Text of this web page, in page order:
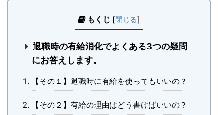
もくじ [閉じる]
退職時の有給消化でよくある3つの疑問
にお答えします。
【その１】退職時に有給を使ってもいいの？
【その２】有給の理由はどう書けばいいの？